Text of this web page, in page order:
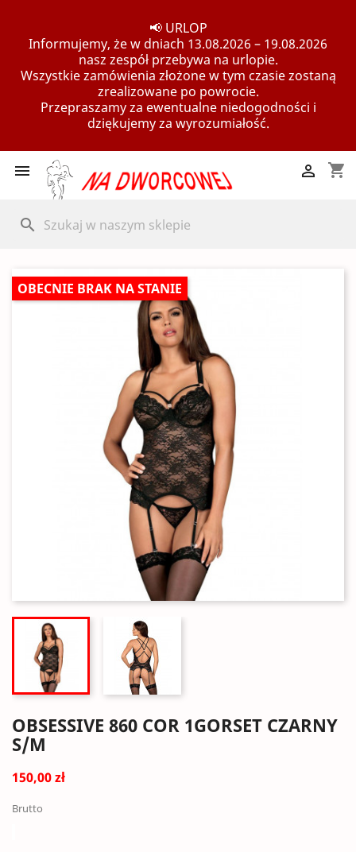
📢 URLOP
Informujemy, że w dniach 13.08.2026 – 19.08.2026
nasz zespół przebywa na urlopie.
Wszystkie zamówienia złożone w tym czasie zostaną
zrealizowane po powrocie.
Przepraszamy za ewentualne niedogodności i
dziękujemy za wyrozumiałość.
 shopping_cart

search
OBECNIE BRAK NA STANIE
OBSESSIVE 860 COR 1GORSET CZARNY
S/M
150,00 zł
Brutto